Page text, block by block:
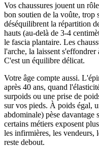
Vos chaussures jouent un
bon soutien de la voûte, trop
déséquilibrent la répartition
hauts (au-delà de 3-4
le fascia plantaire. Les
l'arche, la laissent s'effondrer
C'est un équilibre délicat.
Votre âge compte aussi.
après 40 ans, quand
surpoids ou une prise de
sur vos pieds. À poids égal,
abdominale) pèse davantage
certains métiers exposent
les infirmières, les vendeurs,
reste debout.